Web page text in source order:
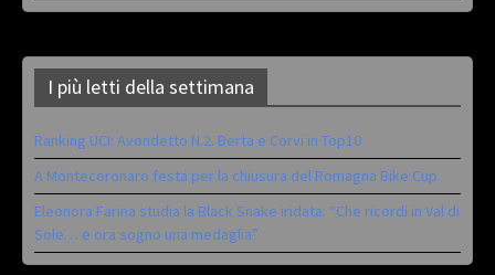
I più letti della settimana
Ranking UCI: Avondetto N.2. Berta e Corvi in Top10
A Montecoronaro festa per la chiusura del Romagna Bike Cup
Eleonora Farina studia la Black Snake iridata: “Che ricordi in Val di
Sole… e ora sogno una medaglia”